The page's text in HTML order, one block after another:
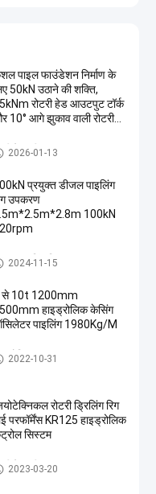
पाइल फाउंडेशन निर्माण के
50kN उठाने की शक्ति,
रोटरी हेड आउटपुट टॉर्क
10° आगे झुकाव वाली रोटरी
ढेर मशीन
2026-01-13
प्रयुक्त डीजल पाइलिंग
उपकरण
100kN
पाइलिंग रिग
2024-11-15
से 10t 1200mm
हाइड्रोलिक केसिंग
पाइलिंग 1980Kg/M
आवरण थरथरानवाला
2022-10-31
रोटरी ड्रिलिंग रिग
परफॉर्मेंस KR125 हाइड्रोलिक
सिस्टम
ढेर मशीन
2023-03-20